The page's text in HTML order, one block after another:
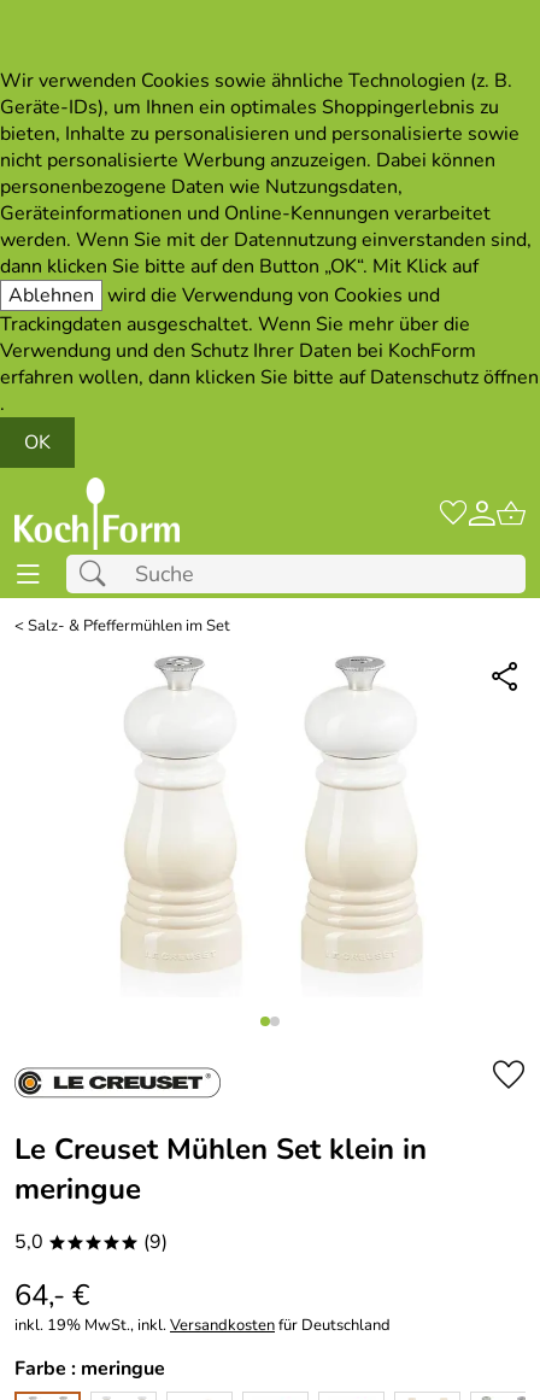
Wir verwenden Cookies sowie ähnliche Technologien (z. B.
Geräte-IDs), um Ihnen ein optimales Shoppingerlebnis zu
bieten, Inhalte zu personalisieren und personalisierte sowie
nicht personalisierte Werbung anzuzeigen. Dabei können
personenbezogene Daten wie Nutzungsdaten,
Geräteinformationen und Online-Kennungen verarbeitet
werden. Wenn Sie mit der Datennutzung einverstanden sind,
dann klicken Sie bitte auf den Button „OK“. Mit Klick auf
Ablehnen wird die Verwendung von Cookies und
Trackingdaten ausgeschaltet. Wenn Sie mehr über die
Verwendung und den Schutz Ihrer Daten bei KochForm
erfahren wollen, dann klicken Sie bitte aufDatenschutz öffnen
.
OK
<Salz- & Pfeffermühlen im Set
Le Creuset Mühlen Set klein in
meringue
5,0 ***** (9)
64,- €
inkl. 19% MwSt., inkl.Versandkostenfür Deutschland
Farbe : meringue